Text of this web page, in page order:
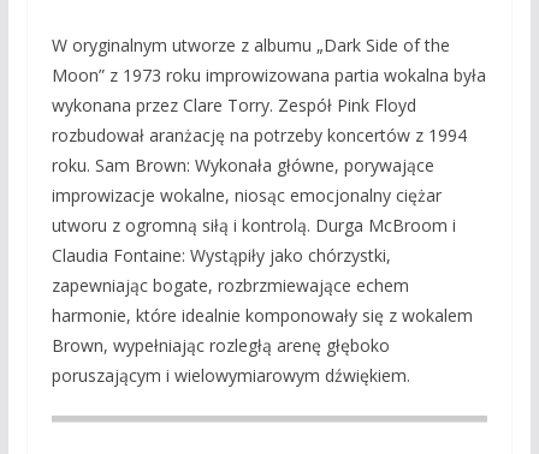
W oryginalnym utworze z albumu „Dark Side of the
Moon” z 1973 roku improwizowana partia wokalna była
wykonana przez Clare Torry. Zespół Pink Floyd
rozbudował aranżację na potrzeby koncertów z 1994
roku. Sam Brown: Wykonała główne, porywające
improwizacje wokalne, niosąc emocjonalny ciężar
utworu z ogromną siłą i kontrolą. Durga McBroom i
Claudia Fontaine: Wystąpiły jako chórzystki,
zapewniając bogate, rozbrzmiewające echem
harmonie, które idealnie komponowały się z wokalem
Brown, wypełniając rozległą arenę głęboko
poruszającym i wielowymiarowym dźwiękiem.